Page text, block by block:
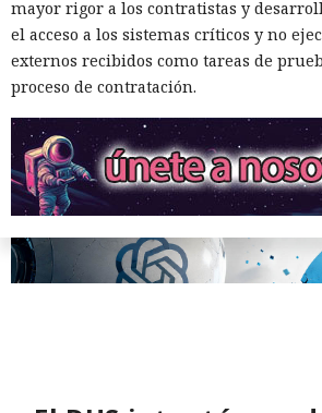
Delincuentes descubren una forma
sencilla de convertir chatbots en
informáticos.
mayor rigor a los contratistas y
el acceso a los sistemas críticos y no
externos recibidos como tareas de
proceso de contratación.